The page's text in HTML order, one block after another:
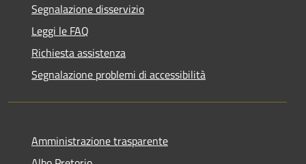
Segnalazione disservizio
Leggi le FAQ
Richiesta assistenza
Segnalazione problemi di accessibilità
Amministrazione trasparente